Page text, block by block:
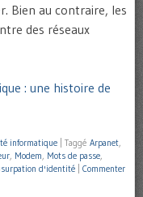
Bien au contraire, les
des réseaux
: une histoire de
informatique Taggé Arpanet,
, Modem, Mots de passe,
d'identité Commenter